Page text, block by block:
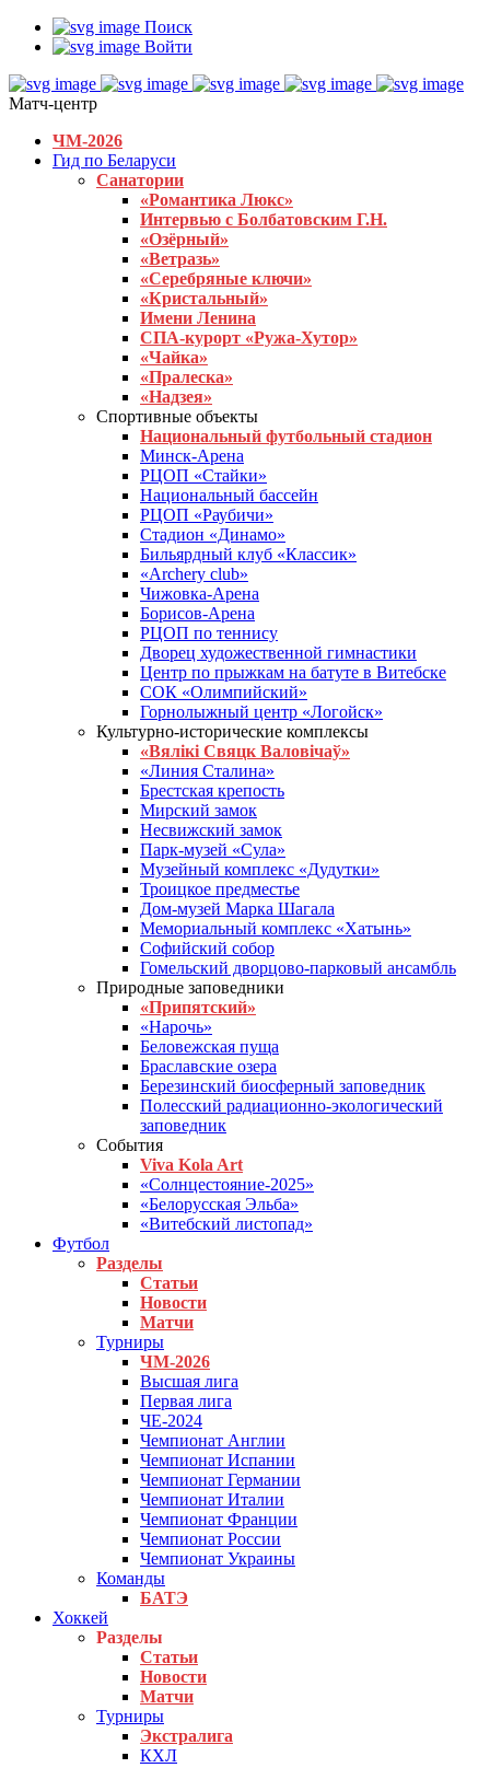
Поиск
Войти
Матч-центр
ЧМ-2026
Гид по Беларуси
Санатории
«Романтика Люкс»
Интервью с Болбатовским Г.Н.
«Озёрный»
«Ветразь»
«Серебряные ключи»
«Кристальный»
Имени Ленина
СПА-курорт «Ружа-Хутор»
«Чайка»
«Пралеска»
«Надзея»
Спортивные объекты
Национальный футбольный стадион
Минск-Арена
РЦОП «Стайки»
Национальный бассейн
РЦОП «Раубичи»
Стадион «Динамо»
Бильярдный клуб «Классик»
«Archery club»
Чижовка-Арена
Борисов-Арена
РЦОП по теннису
Дворец художественной гимнастики
Центр по прыжкам на батуте в Витебске
СОК «Олимпийский»
Горнолыжный центр «Логойск»
Культурно-исторические комплексы
«Вялікі Свяцк Валовічаў»
«Линия Сталина»
Брестская крепость
Мирский замок
Несвижский замок
Парк-музей «Сула»
Музейный комплекс «Дудутки»
Троицкое предместье
Дом-музей Марка Шагала
Мемориальный комплекс «Хатынь»
Софийский собор
Гомельский дворцово-парковый ансамбль
Природные заповедники
«Припятский»
«Нарочь»
Беловежская пуща
Браславские озера
Березинский биосферный заповедник
Полесский радиационно-экологический
заповедник
События
Viva Kola Art
«Солнцестояние-2025»
«Белорусская Эльба»
«Витебский листопад»
Футбол
Разделы
Статьи
Новости
Матчи
Турниры
ЧМ-2026
Высшая лига
Первая лига
ЧЕ-2024
Чемпионат Англии
Чемпионат Испании
Чемпионат Германии
Чемпионат Италии
Чемпионат Франции
Чемпионат России
Чемпионат Украины
Команды
БАТЭ
Хоккей
Разделы
Статьи
Новости
Матчи
Турниры
Экстралига
КХЛ